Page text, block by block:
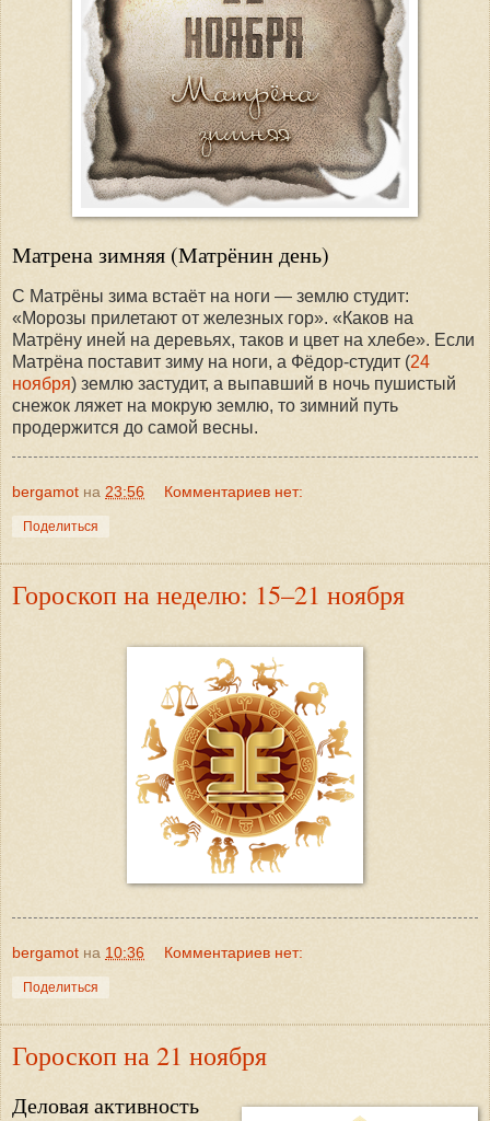
Матрена зимняя (Матрёнин день)
С Матрёны зима встаёт на ноги — землю студит:
«Морозы прилетают от железных гор». «Каков на
Матрёну иней на деревьях, таков и цвет на хлебе». Если
Матрёна поставит зиму на ноги, а Фёдор-студит (24
ноября) землю застудит, а выпавший в ночь пушистый
снежок ляжет на мокрую землю, то зимний путь
продержится до самой весны.
bergamot на 23:56 Комментариев нет:
Поделиться
Гороскоп на неделю: 15–21 ноября
bergamot на 10:36 Комментариев нет:
Поделиться
Гороскоп на 21 ноября
Деловая активность